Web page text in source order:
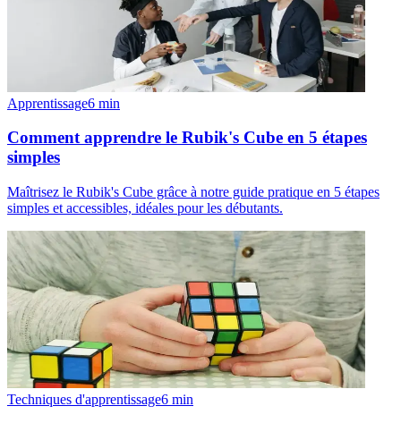
Apprentissage6 min
Comment apprendre le Rubik's Cube en 5 étapes
simples
Maîtrisez le Rubik's Cube grâce à notre guide pratique en 5 étapes
simples et accessibles, idéales pour les débutants.
Techniques d'apprentissage6 min